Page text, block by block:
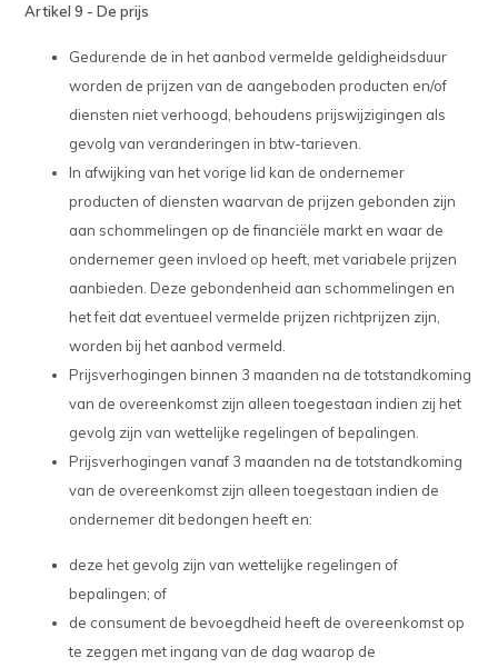
Artikel 9 - De prijs
Gedurende de in het aanbod vermelde geldigheidsduur
worden de prijzen van de aangeboden producten en/of
diensten niet verhoogd, behoudens prijswijzigingen als
gevolg van veranderingen in btw-tarieven.
In afwijking van het vorige lid kan de ondernemer
producten of diensten waarvan de prijzen gebonden zijn
aan schommelingen op de financiële markt en waar de
ondernemer geen invloed op heeft, met variabele prijzen
aanbieden. Deze gebondenheid aan schommelingen en
het feit dat eventueel vermelde prijzen richtprijzen zijn,
worden bij het aanbod vermeld.
Prijsverhogingen binnen 3 maanden na de totstandkoming
van de overeenkomst zijn alleen toegestaan indien zij het
gevolg zijn van wettelijke regelingen of bepalingen.
Prijsverhogingen vanaf 3 maanden na de totstandkoming
van de overeenkomst zijn alleen toegestaan indien de
ondernemer dit bedongen heeft en:
deze het gevolg zijn van wettelijke regelingen of
bepalingen; of
de consument de bevoegdheid heeft de overeenkomst op
te zeggen met ingang van de dag waarop de